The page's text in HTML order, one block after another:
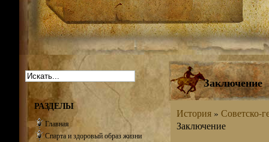
Заключение
История» Советско-
Заключение
РАЗДЕЛЫ
Главная
Спарта и здоровый образ жизни